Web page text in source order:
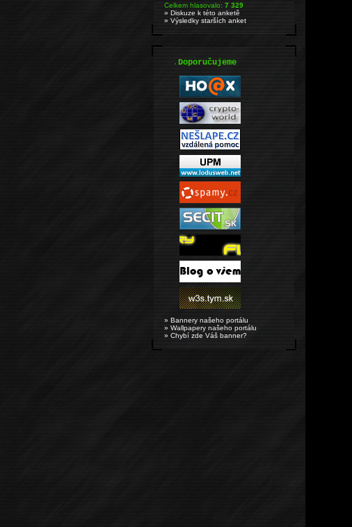
Celkem hlasovalo:7 329
» Diskuze k této anketě
» Výsledky starších anket
.Doporučujeme
» Bannery našeho portálu
» Wallpapery našeho portálu
» Chybí zde Váš banner?